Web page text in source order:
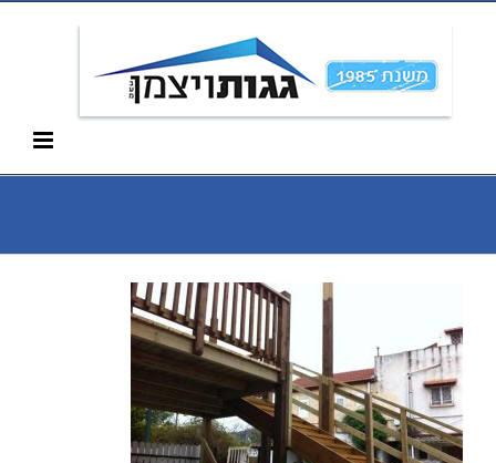
Skip
content